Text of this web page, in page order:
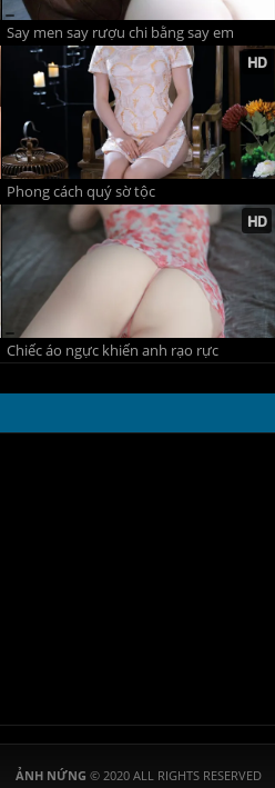
Say men say rượu chi bằng say em
Phong cách quý sờ tộc
Chiếc áo ngực khiến anh rạo rực
ẢNH NỨNG © 2020 ALL RIGHTS RESERVED